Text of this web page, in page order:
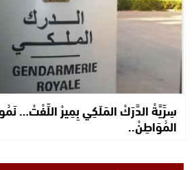
سِرِّيَّةْ الدَّرَكْ المَلَكِي بِمِيرْ اللِّفْتْ…
المُوَاطِنْ..